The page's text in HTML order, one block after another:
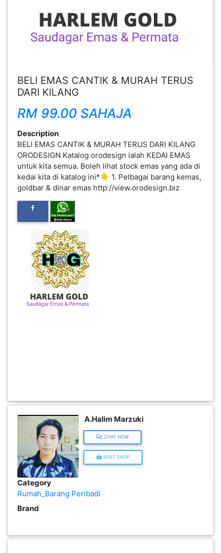
BELI EMAS CANTIK & MURAH TERUS
DARI KILANG
RM 99.00 SAHAJA
Description
BELI EMAS CANTIK & MURAH TERUS DARI KILANG
ORODESIGN Katalog orodesign ialah KEDAI EMAS
untuk kita semua. Boleh lihat stock emas yang ada di
kedai kita di katalog ini*👇 1. Pelbagai barang kemas,
goldbar & dinar emas http://view.orodesign.biz
A.Halim Marzuki
CHAT NOW
VISIT SHOP
Category
Rumah_Barang Peribadi
Brand
WANITA(0)
FESYEN
MINYAK
WANGI(8)
PENDIDIKAN(19)
DERMA
DAN
TUDUNG(0)
ARTIKEL(14)
MAKANAN(25)
PERNIAGAAN(41)
KENDERAAN(6)
ELEKTRONIK(5)